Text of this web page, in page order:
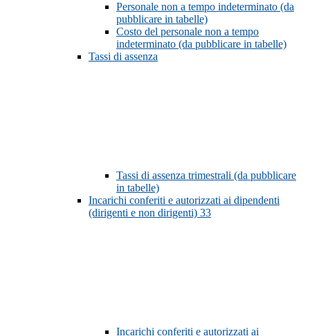
Personale non a tempo indeterminato (da
pubblicare in tabelle)
Costo del personale non a tempo
indeterminato (da pubblicare in tabelle)
Tassi di assenza
Tassi di assenza trimestrali (da pubblicare
in tabelle)
Incarichi conferiti e autorizzati ai dipendenti
(dirigenti e non dirigenti) 33
Incarichi conferiti e autorizzati ai